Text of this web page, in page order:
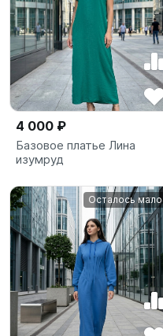
4 000 ₽
Базовое платье Лина
изумруд
Осталось мало